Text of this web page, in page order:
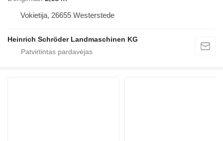
Vokietija, 26655 Westerstede
Heinrich Schröder Landmaschinen KG